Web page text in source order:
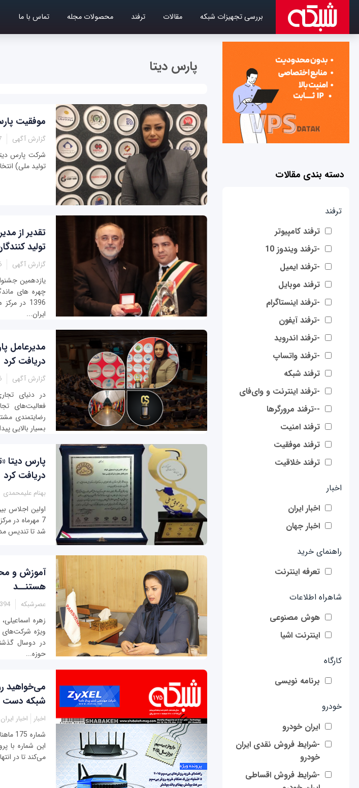
بررسی تجهیزات شبکه مقالات ترفند محصولات مجله تماس با ما
دسته بندی مقالات
ترفند
ترفند کامپیوتر
-ترفند ویندوز 10
-ترفند ایمیل
ترفند موبایل
-ترفند اینستاگرام
-ترفند آیفون
-ترفند اندروید
-ترفند واتساپ
ترفند شبکه
-ترفند اینترنت و وای‌فای
--ترفند مرورگرها
ترفند امنیت
ترفند موفقیت
ترفند خلاقیت
اخبار
اخبار ایران
اخبار جهان
راهنمای خرید
تعرفه اینترنت
شاهراه اطلاعات
هوش مصنوعی
اینترنت اشیا
کارگاه
برنامه نویسی
خودرو
ایران خودرو
-شرایط فروش نقدی ایران
خودرو
-شرایط فروش اقساطی
پارس دیتا
موفقیت
گزارش آگهی
شرکت پارس
تولید ملی)
تقدیر از
تولید
گزارش آگهی
یازدهمین
1396 در
ایران...
مدیرعامل
دریافت کرد
گزارش آگهی
در دنیای
فعالیت‌های
رضایتمندی
بسیار بالایی
پارس دیتا
دریافت کرد
بهنام علیمحمدی
اولین اجلاس
7 مهرماه در
شد تا تندیس
آموزش و
هستنــد
عصرشبکه
زهره
ویژه شرکت‌های
در دوسال
حوزه...
می‌خواهید
شبکه دست
اخبار اخبار ایران
می‌کند تا در انتهای سال 2015، ضمن آشنایی با